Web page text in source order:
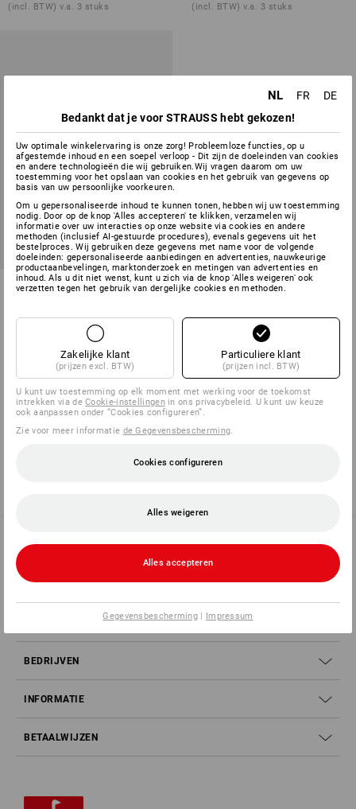
(incl. BTW) v.a. 3 stuks (incl. BTW) v.a. 3 stuks
Winter functioneel pilotjack
(incl. BTW) v.a. 3 stuks
U hebt al 5 van 5 items bekeken.
SERVICE 02 400 27 64
BEDRIJVEN
INFORMATIE
BETAALWIJZEN
NL FR
DE
Bedankt dat je voor STRAUSS hebt gekozen!
Uw optimale winkelervaring is onze zorg! Probleemloze functies, op u
afgestemde inhoud en een soepel verloop - Dit zijn de doeleinden van cookies
en andere technologieën die wij gebruiken.Wij vragen daarom om uw
toestemming voor het opslaan van cookies en het gebruik van gegevens op
basis van uw persoonlijke voorkeuren.
Om u gepersonaliseerde inhoud te kunnen tonen, hebben wij uw toestemming
nodig. Door op de knop 'Alles accepteren' te klikken, verzamelen wij
informatie over uw interacties op onze website via cookies en andere
methoden (inclusief AI-gestuurde procedures), evenals gegevens uit het
bestelproces. Wij gebruiken deze gegevens met name voor de volgende
doeleinden: gepersonaliseerde aanbiedingen en advertenties, nauwkeurige
productaanbevelingen, marktonderzoek en metingen van advertenties en
inhoud. Als u dit niet wenst, kunt u zich via de knop 'Alles weigeren' ook
verzetten tegen het gebruik van dergelijke cookies en methoden.
Zakelijke klant
(prijzen excl. BTW)
Particuliere klant
(prijzen incl. BTW)
U kunt uw toestemming op elk moment met werking voor de toekomst
intrekken via deCookie-instellingenin ons privacybeleid. U kunt uw keuze
ook aanpassen onder “Cookies configureren”.
Zie voor meer informatie de Gegevensbescherming
Cookies configureren
Alles weigeren
Alles accepteren
Gegevensbescherming | Impressum